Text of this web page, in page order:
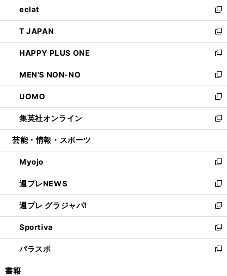
く
で
開
く
ド
ウ
で
開
く
ィ
ン
ド
ウ
で
開
く
い
ウ
ィ
ン
ド
ウ
で
開
く
eclat
新
し
い
ウ
ィ
ン
ド
ウ
で
開
く
T JAPAN
新
し
い
ウ
ィ
ン
ド
ウ
で
開
HAPPY PLUS ONE
新
し
い
ウ
ィ
ン
ド
ウ
開
く
MEN'S NON-NO
新
し
い
ウ
ィ
ン
ウ
で
開
く
UOMO
新
し
い
ウ
ン
ド
ウ
で
開
く
集英社オンライン
新
し
ウ
ィ
ン
ド
ウ
で
開
く
芸能・情報・スポーツ
Myojo
新
し
い
ウ
ィ
ン
ド
ウ
で
開
週プレNEWS
新
し
い
ウ
ィ
ン
ド
ウ
週プレ グラジャパ!
新
し
い
ウ
ィ
ン
Sportiva
新
し
い
ウ
パラスポ
新
し
書籍